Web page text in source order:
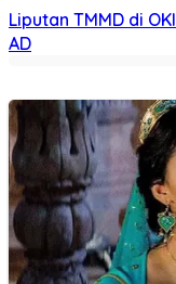
Liputan TMMD di
AD